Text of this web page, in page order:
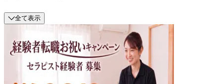
全て表示